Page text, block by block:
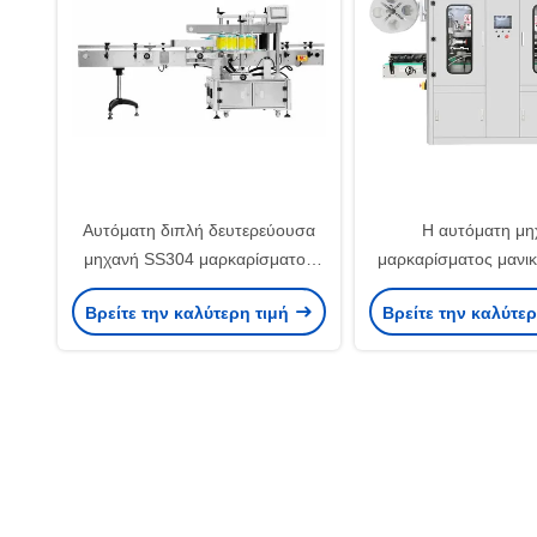
Αυτόματη διπλή δευτερεύουσα
μηχανή SS304 μαρκαρίσματος
μπουκαλιών υλικός πολυ
διαστατικός διευθετήσιμος
Βρείτε την καλύτερη τιμή
Η αυτόματη
μαρκαρίσματος
BPH με τη
συρρικνώνεται τη
Βρείτε την